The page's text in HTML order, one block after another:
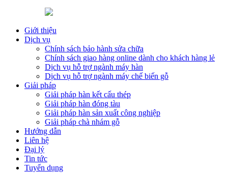
Giới thiệu
Dịch vụ
Chính sách bảo hành sửa chữa
Chính sách giao hàng online dành cho khách hàng lẻ
Dịch vụ hỗ trợ ngành máy hàn
Dịch vụ hỗ trợ ngành máy chế biến gỗ
Giải pháp
Giải pháp hàn kết cấu thép
Giải pháp hàn đóng tàu
Giải pháp hàn sản xuất công nghiệp
Giải pháp chà nhám gỗ
Hướng dẫn
Liên hệ
Đại lý
Tin tức
Tuyển dụng